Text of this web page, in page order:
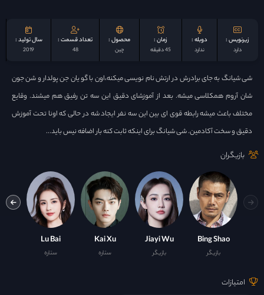
زیرنویس :
دارد
دوبله :
ندارد
زمان :
45 دقیقه
محصول :
چين
تعداد قسمت :
48
سال تولید :
2019
شی شیانگ به جای برادرش در ارتش نام نویسی میکنه،اون با گو یان جن پولدار و شن جون
شان آروم همکلاسی میشه. بعد از آموزشای دقیق این سه تن رفیق هم میشند. وقایع
مختلف باعث میشه رابطه قوی ای بین این سه نفر ایجاد شه در حالی که اونا تحت آموزش
دقیق و سخت آکادمین. شی شیانگ برای اینکه ثابت کنه بار اضافه نیس باید...
بازیگران
Bing Shao
بازیگر
Jiayi Wu
بازیگر
Kai Xu
ستاره
Lu Bai
ستاره
امتیازات